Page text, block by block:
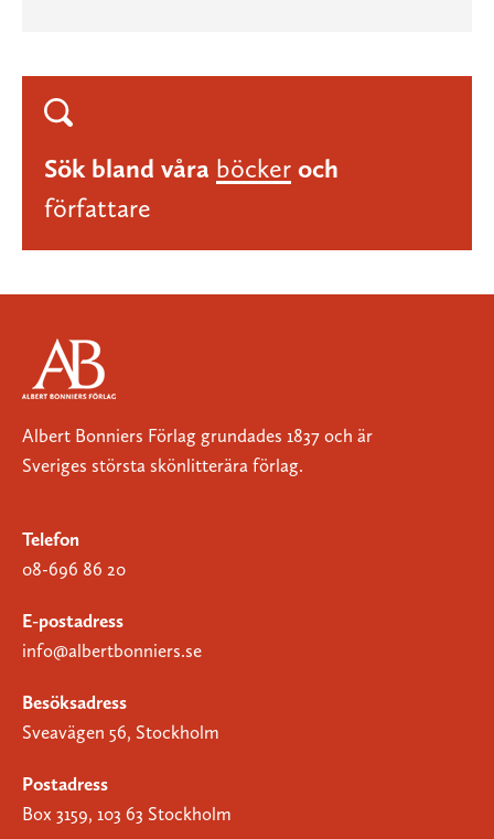
Sök bland våra böcker och
författare
Albert Bonniers Förlag grundades 1837 och är
Sveriges största skönlitterära förlag.
Telefon
08-696 86 20
E-postadress
info@albertbonniers.se
Besöksadress
Sveavägen 56, Stockholm
Postadress
Box 3159, 103 63 Stockholm